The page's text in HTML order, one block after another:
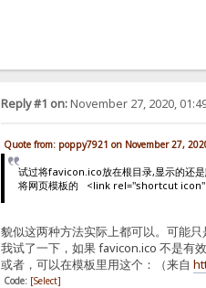
Reply #1 on:November 27, 2020,
Quote from: poppy7921 on November 27,
试过将favicon.ico放在根目录,显示的还
将网页模板的 <link rel="shortcut icon"
貌似这两种方法实际上都可以。可能
我试了一下，如果 favicon.ico 不是有
或者，可以在模板里用这个：（来自
Code: [Select]